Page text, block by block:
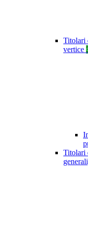
Titolari
vertice
Titolari